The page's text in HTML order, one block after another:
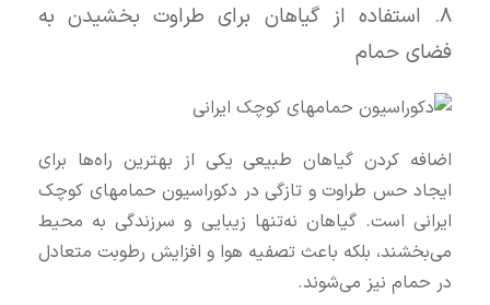
۸. استفاده از گیاهان برای طراوت بخشیدن به
فضای حمام
اضافه کردن گیاهان طبیعی یکی از بهترین راه‌ها برای
ایجاد حس طراوت و تازگی در دکوراسیون حمامهای کوچک
ایرانی است. گیاهان نه‌تنها زیبایی و سرزندگی به محیط
می‌بخشند، بلکه باعث تصفیه هوا و افزایش رطوبت متعادل
در حمام نیز می‌شوند.